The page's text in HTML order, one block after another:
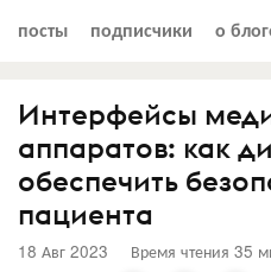
посты подписчики о
Интерфейсы
аппаратов: как
обеспечить
пациента
18 Авг 2023 Время чтения 35